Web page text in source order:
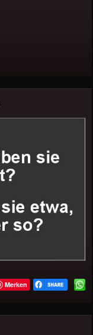
Merken